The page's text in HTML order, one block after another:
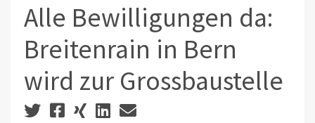
Alle Bewilligungen da:
Breitenrain in Bern
wird zur Grossbaustelle